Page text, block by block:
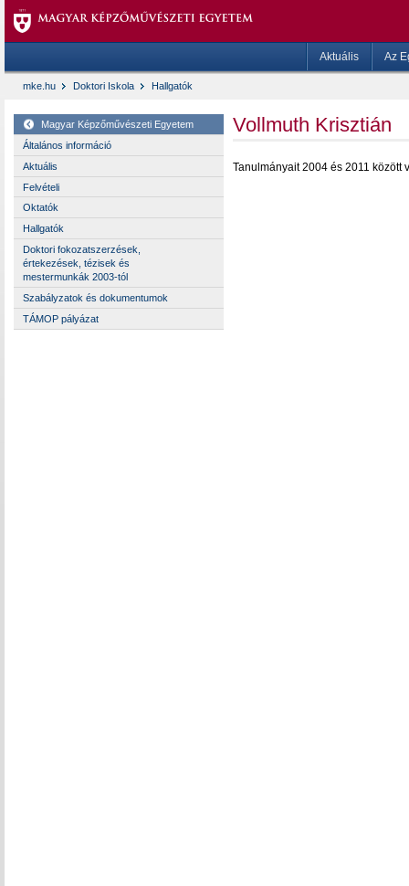
Aktuális Az
mke.hu Doktori Iskola Hallgatók
Magyar Képzőművészeti Egyetem
Általános információ
Aktuális
Felvételi
Oktatók
Hallgatók
Doktori fokozatszerzések,
értekezések, tézisek és
mestermunkák 2003-tól
Szabályzatok és dokumentumok
TÁMOP pályázat
Vollmuth Krisztián
Tanulmányait 2004 és 2011 között